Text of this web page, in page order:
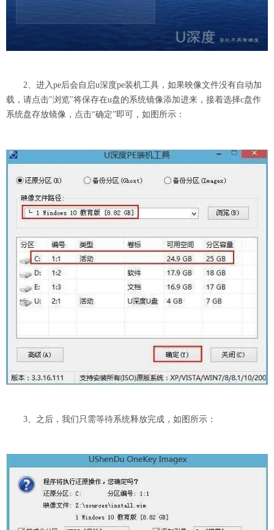
2、进入pe后会自启u深度pe装机工具，如果映像文件没有自动加
载，请点击"浏览"将保存在u盘的系统镜像添加进来，接着选择c盘作
系统盘存放镜像，点击“确定”即可，如图所示：
3、之后，我们只需等待系统释放完成，如图所示：